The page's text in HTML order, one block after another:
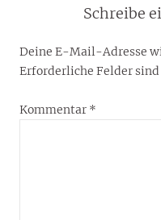
Schreibe
Deine E-Mail-Adresse
Erforderliche Felder
Kommentar *